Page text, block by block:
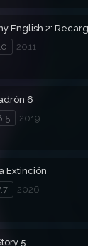
English 2:
2011
6
2019
Extinción
2026
5